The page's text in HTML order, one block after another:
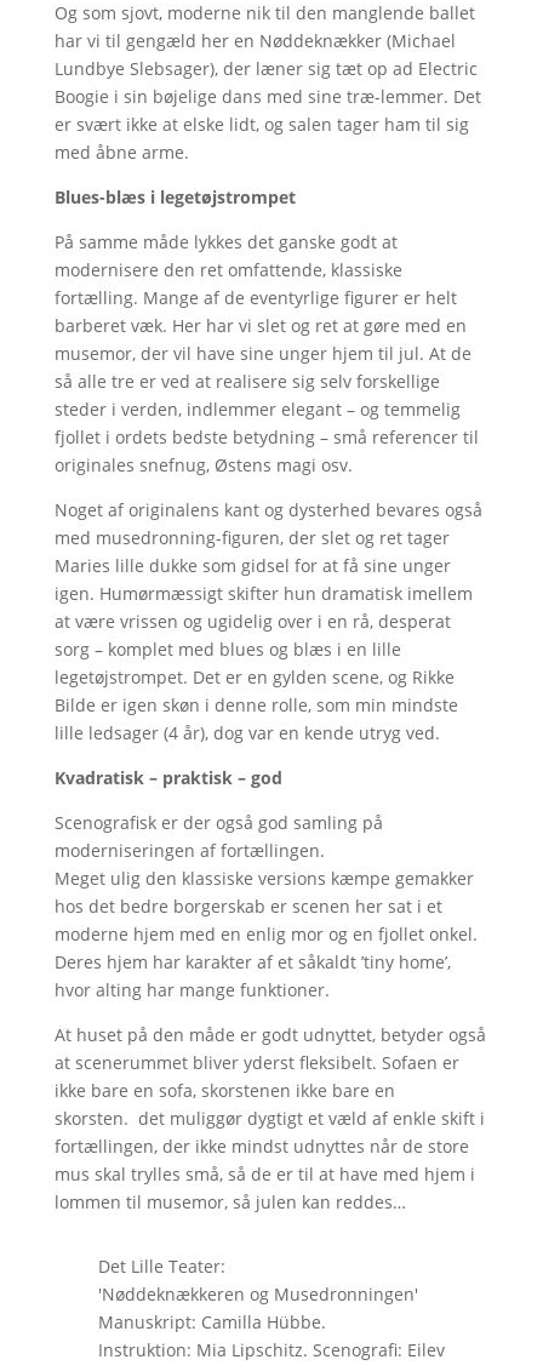
Og som sjovt, moderne nik til den manglende ballet
har vi til gengæld her en Nøddeknækker (Michael
Lundbye Slebsager), der læner sig tæt op ad Electric
Boogie i sin bøjelige dans med sine træ-lemmer. Det
er svært ikke at elske lidt, og salen tager ham til sig
med åbne arme.
Blues-blæs i legetøjstrompet
På samme måde lykkes det ganske godt at
modernisere den ret omfattende, klassiske
fortælling. Mange af de eventyrlige figurer er helt
barberet væk. Her har vi slet og ret at gøre med en
musemor, der vil have sine unger hjem til jul. At de
så alle tre er ved at realisere sig selv forskellige
steder i verden, indlemmer elegant – og temmelig
fjollet i ordets bedste betydning – små referencer til
originales snefnug, Østens magi osv.
Noget af originalens kant og dysterhed bevares også
med musedronning-figuren, der slet og ret tager
Maries lille dukke som gidsel for at få sine unger
igen. Humørmæssigt skifter hun dramatisk imellem
at være vrissen og ugidelig over i en rå, desperat
sorg – komplet med blues og blæs i en lille
legetøjstrompet. Det er en gylden scene, og Rikke
Bilde er igen skøn i denne rolle, som min mindste
lille ledsager (4 år), dog var en kende utryg ved.
Kvadratisk – praktisk – god
Scenografisk er der også god samling på
moderniseringen af fortællingen.
Meget ulig den klassiske versions kæmpe gemakker
hos det bedre borgerskab er scenen her sat i et
moderne hjem med en enlig mor og en fjollet onkel.
Deres hjem har karakter af et såkaldt ’tiny home’,
hvor alting har mange funktioner.
At huset på den måde er godt udnyttet, betyder også
at scenerummet bliver yderst fleksibelt. Sofaen er
ikke bare en sofa, skorstenen ikke bare en
skorsten. det muliggør dygtigt et væld af enkle skift i
fortællingen, der ikke mindst udnyttes når de store
mus skal trylles små, så de er til at have med hjem i
lommen til musemor, så julen kan reddes…
Det Lille Teater:
'Nøddeknækkeren og Musedronningen'
Manuskript: Camilla Hübbe.
Instruktion: Mia Lipschitz. Scenografi: Eilev